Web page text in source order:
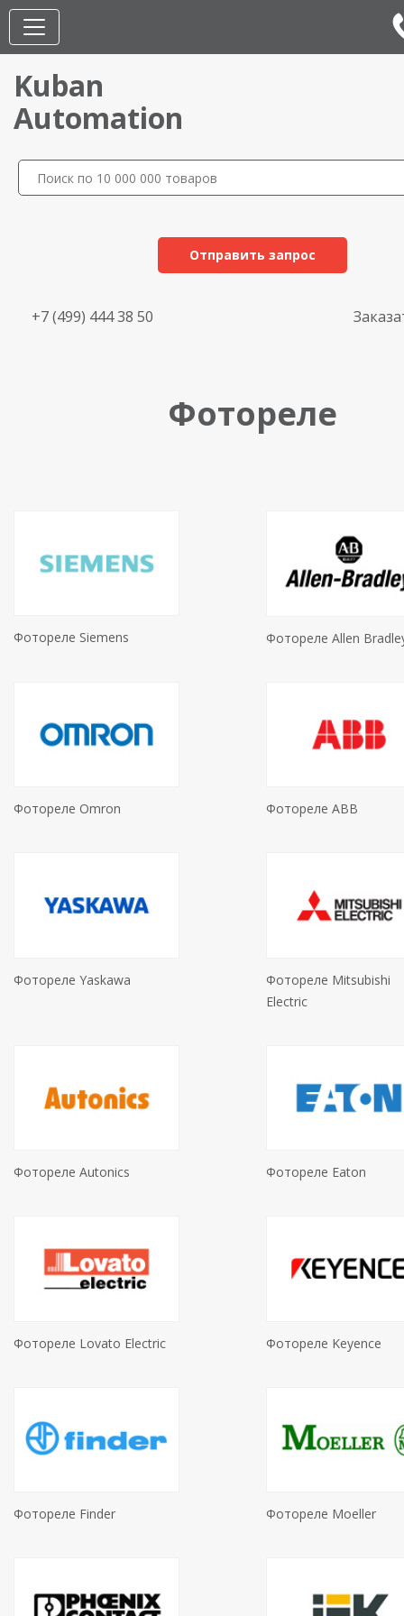
Kuban
Automation
Отправить запрос
+7 (499) 444 38 50
Фотореле
Фотореле Siemens Фотореле Allen
Фотореле Omron Фотореле ABB
Фотореле Yaskawa
Фотореле Mitsubishi
Electric
Фотореле Autonics Фотореле Eaton
Фотореле Lovato Electric Фотореле Keyence
Фотореле Finder Фотореле Moeller